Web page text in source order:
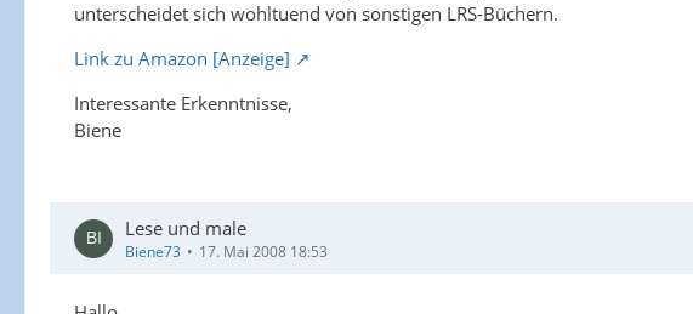
unterscheidet sich wohltuend von sonstigen LRS-Büchern.
Link zu Amazon [Anzeige]
Interessante Erkenntnisse,
Biene
Lese und male
Biene73 17. Mai 2008 18:53